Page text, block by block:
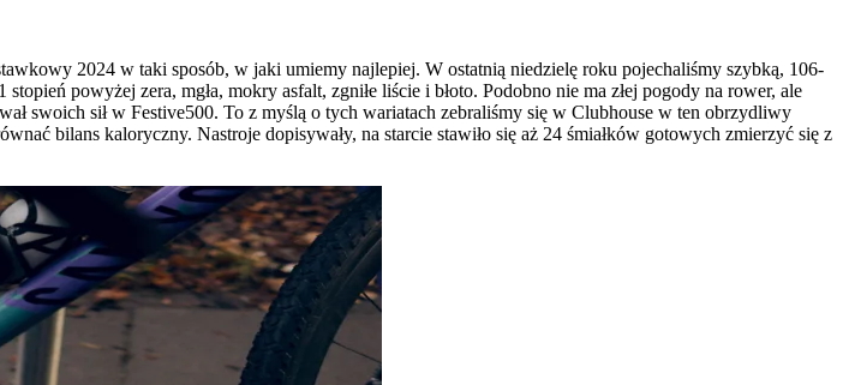
2024 w taki sposób, w jaki umiemy najlepiej. W ostatnią niedzielę roku pojechaliśmy szybką, 106-
powyżej zera, mgła, mokry asfalt, zgniłe liście i błoto. Podobno nie ma złej pogody na rower, ale
swoich sił w Festive500. To z myślą o tych wariatach zebraliśmy się w Clubhouse w ten obrzydliwy
bilans kaloryczny. Nastroje dopisywały, na starcie stawiło się aż 24 śmiałków gotowych zmierzyć się z